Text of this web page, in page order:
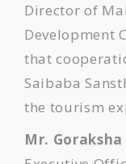
Director of
Development
that
Saibaba
the tourism
Mr.